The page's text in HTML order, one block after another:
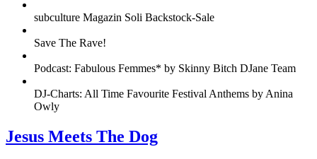
subculture Magazin Soli Backstock-Sale
Save The Rave!
Podcast: Fabulous Femmes* by Skinny Bitch DJane Team
DJ-Charts: All Time Favourite Festival Anthems by Anina
Owly
Jesus Meets The Dog